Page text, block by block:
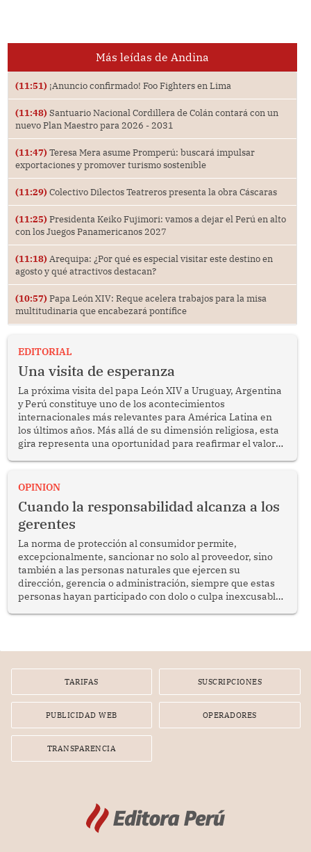
Más leídas de Andina
(11:51) ¡Anuncio confirmado! Foo Fighters en Lima
(11:48) Santuario Nacional Cordillera de Colán contará con un
nuevo Plan Maestro para 2026 - 2031
(11:47) Teresa Mera asume Promperú: buscará impulsar
exportaciones y promover turismo sostenible
(11:29) Colectivo Dilectos Teatreros presenta la obra Cáscaras
(11:25) Presidenta Keiko Fujimori: vamos a dejar el Perú en alto
con los Juegos Panamericanos 2027
(11:18) Arequipa: ¿Por qué es especial visitar este destino en
agosto y qué atractivos destacan?
(10:57) Papa León XIV: Reque acelera trabajos para la misa
multitudinaria que encabezará pontífice
EDITORIAL
Una visita de esperanza
La próxima visita del papa León XIV a Uruguay, Argentina
y Perú constituye uno de los acontecimientos
internacionales más relevantes para América Latina en
los últimos años. Más allá de su dimensión religiosa, esta
gira representa una oportunidad para reafirmar el valor
enfrenta desafíos en materia de desarrollo, cohesión
OPINION
Cuando la responsabilidad alcanza a los
gerentes
La norma de protección al consumidor permite,
excepcionalmente, sancionar no solo al proveedor, sino
también a las personas naturales que ejercen su
dirección, gerencia o administración, siempre que estas
personas hayan participado con dolo o culpa inexcusable
por la frustrada realización de un meet and greet con
TARIFAS SUSCRIPCIONES
PUBLICIDAD WEB OPERADORES
TRANSPARENCIA